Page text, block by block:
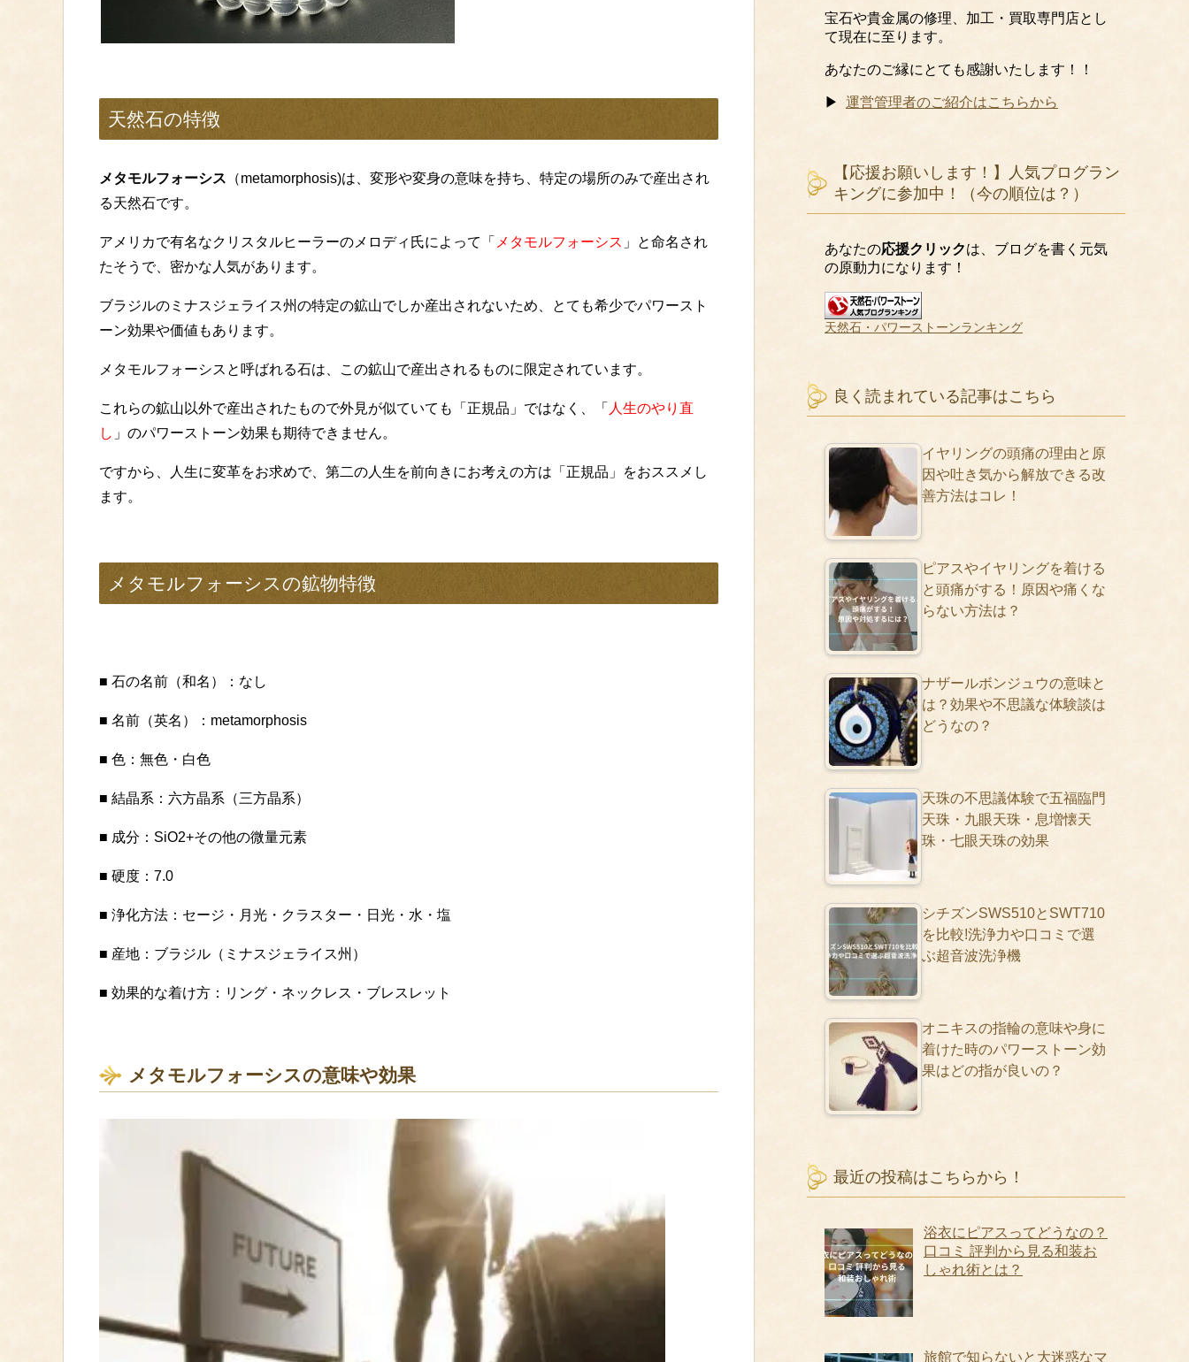
天然石の特徴
メタモルフォーシス （metamorphosis)は、変形や変身の意味を持ち、特定の場所のみで産出され
る天然石です。
アメリカで有名なクリスタルヒーラーのメロディ氏によって「 メタモルフォーシス 」と命名され
たそうで、密かな人気があります。
ブラジルのミナスジェライス州の特定の鉱山でしか産出されないため、とても希少でパワースト
ーン効果や価値もあります。
メタモルフォーシスと呼ばれる石は、この鉱山で産出されるものに限定されています。
これらの鉱山以外で産出されたもので外見が似ていても「正規品」ではなく、「 人生のやり直
し 」のパワーストーン効果も期待できません。
ですから、人生に変革をお求めで、第二の人生を前向きにお考えの方は「正規品」をおススメし
ます。
メタモルフォーシスの鉱物特徴
■ 石の名前（和名）：なし
■ 名前（英名）：metamorphosis
■ 色：無色・白色
■ 結晶系：六方晶系（三方晶系）
■ 成分：SiO2+その他の微量元素
■ 硬度：7.0
■ 浄化方法：セージ・月光・クラスター・日光・水・塩
■ 産地：ブラジル（ミナスジェライス州）
■ 効果的な着け方：リング・ネックレス・ブレスレット
メタモルフォーシスの意味や効果
宝石や貴金属の修理、加工・買取専門店とし
て現在に至ります。
あなたのご縁にとても感謝いたします！！
▶ 運営管理者のご紹介はこちらから
【応援お願いします！】人気プログラン
キングに参加中！（今の順位は？）
あなたの応援クリックは、ブログを書く元気
の原動力になります！
天然石・パワーストーンランキング
良く読まれている記事はこちら
イヤリングの頭痛の理由と原
因や吐き気から解放できる改
善方法はコレ！
ピアスやイヤリングを着ける
と頭痛がする！原因や痛くな
らない方法は？
ナザールボンジュウの意味と
は？効果や不思議な体験談は
どうなの？
天珠の不思議体験で五福臨門
天珠・九眼天珠・息増懐天
珠・七眼天珠の効果
シチズンSWS510とSWT710
を比較!洗浄力や口コミで選
ぶ超音波洗浄機
オニキスの指輪の意味や身に
着けた時のパワーストーン効
果はどの指が良いの？
最近の投稿はこちらから！
浴衣にピアスってどうなの？
口コミ 評判から見る和装お
しゃれ術とは？
旅館で知らないと大迷惑なマ